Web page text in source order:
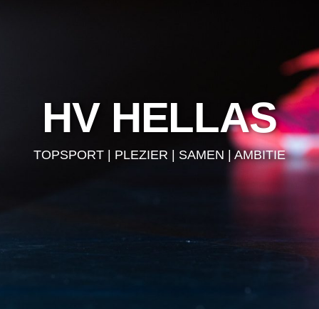
HV HELLAS
TOPSPORT | PLEZIER | SAMEN | AMBITIE